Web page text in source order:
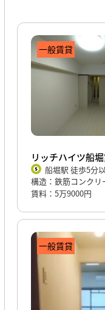
一般賃貸
リッチハイツ船
船堀駅 徒歩5分
構造：鉄筋コンクリ
賃料：5万9000円
一般賃貸